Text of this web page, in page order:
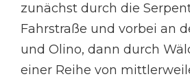
zunächst durch die
Fahrstraße und vorbei an
und Olino, dann durch
einer Reihe von